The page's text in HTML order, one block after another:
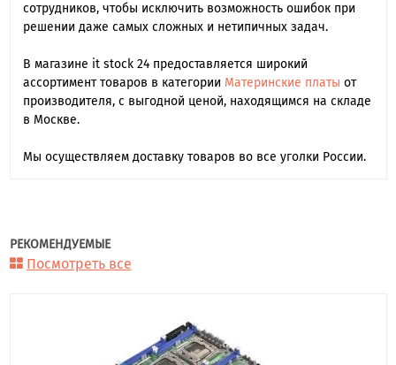
сотрудников, чтобы исключить возможность ошибок при
решении даже самых сложных и нетипичных задач.
В магазине it stock 24 предоставляется широкий
ассортимент товаров в категории Материнские платы от
производителя, с выгодной ценой, находящимся на складе
в Москве.
Мы осуществляем доставку товаров во все уголки России.
РЕКОМЕНДУЕМЫЕ
Посмотреть все